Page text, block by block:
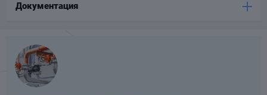
Документация